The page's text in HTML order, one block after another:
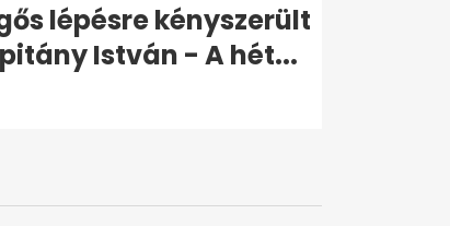
lépésre kényszerült
István - A hét...